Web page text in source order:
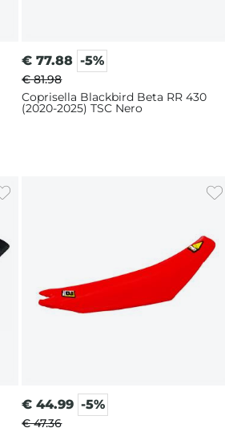
€ 77.88 -5%
€ 81.98
Coprisella Blackbird Beta RR 430
(2020-2025) TSC Nero
€ 44.99 -5%
€ 47.36